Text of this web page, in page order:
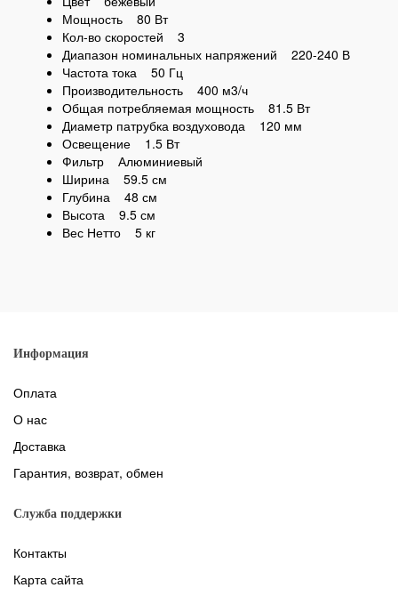
Мощность 80 Вт
Кол-во скоростей 3
Диапазон номинальных напряжений 220-240 В
Частота тока 50 Гц
Производительность 400 м3/ч
Общая потребляемая мощность 81.5 Вт
Диаметр патрубка воздуховода 120 мм
Освещение 1.5 Вт
Фильтр Алюминиевый
Ширина 59.5 см
Глубина 48 см
Высота 9.5 см
Вес Нетто 5 кг
Информация
Оплата
О нас
Доставка
Гарантия, возврат, обмен
Служба поддержки
Контакты
Карта сайта